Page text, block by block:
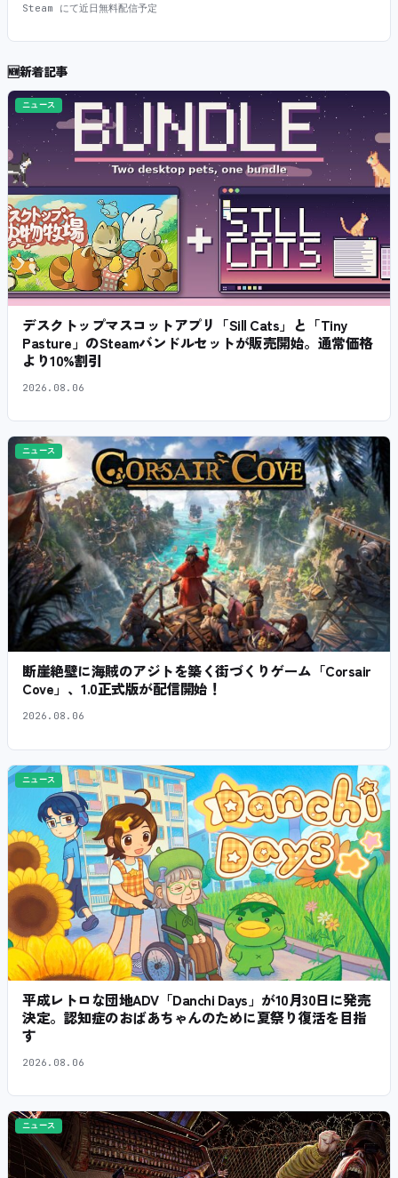
Steam にて近日無料配信予定
🆕新着記事
ニュース
デスクトップマスコットアプリ「Sill Cats」と「Tiny
Pasture」のSteamバンドルセットが販売開始。通常価格
より10%割引
2026.08.06
ニュース
断崖絶壁に海賊のアジトを築く街づくりゲーム「Corsair
Cove」、1.0正式版が配信開始！
2026.08.06
ニュース
平成レトロな団地ADV「Danchi Days」が10月30日に発売
決定。認知症のおばあちゃんのために夏祭り復活を目指
す
2026.08.06
ニュース